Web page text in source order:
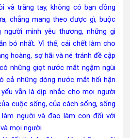
và trắng tay, không có bạn đồng
chẳng mang theo được gì, buộc
mình yêu thương, những gì
bó nhất. Vì thế, cái chết làm cho
hoàng, sợ hãi và né tránh đề cập
những giọt nước mắt ngậm ngùi
cả những dòng nước mắt hối hận
vẫn là dịp nhắc cho mọi người
cuộc sống, của cách sống, sống
người và đạo làm con đối với
mọi người.